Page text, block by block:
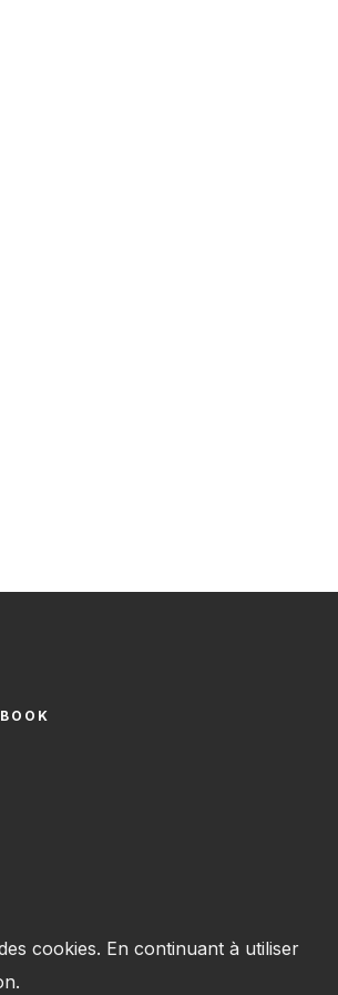
cookies. En continuant à utiliser